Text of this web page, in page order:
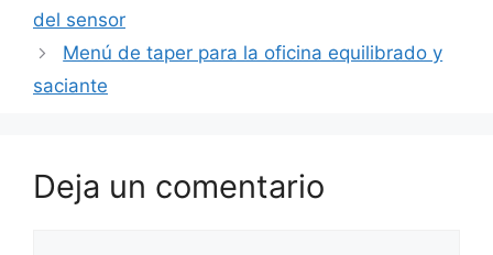
del sensor
Menú de taper para la oficina equilibrado y
saciante
Deja un comentario